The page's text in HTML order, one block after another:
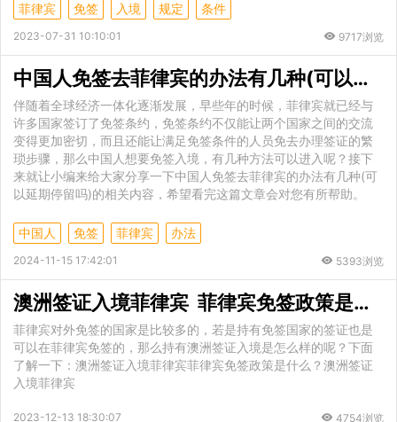
菲律宾 免签 入境 规定 条件
2023-07-31 10:10:01 9717浏览
中国人免签去菲律宾的办法有几种(可以延期停留吗)
伴随着全球经济一体化逐渐发展，早些年的时候，菲律宾就已经与
许多国家签订了免签条约，免签条约不仅能让两个国家之间的交流
变得更加密切，而且还能让满足免签条件的人员免去办理签证的繁
琐步骤，那么中国人想要免签入境，有几种方法可以进入呢？接下
来就让小编来给大家分享一下中国人免签去菲律宾的办法有几种(可
以延期停留吗)的相关内容，希望看完这篇文章会对您有所帮助。
中国人 免签 菲律宾 办法
2024-11-15 17:42:01 5393浏览
澳洲签证入境菲律宾 菲律宾免签政策是什么
菲律宾对外免签的国家是比较多的，若是持有免签国家的签证也是
可以在菲律宾免签的，那么持有澳洲签证入境是怎么样的呢？下面
了解一下：澳洲签证入境菲律宾菲律宾免签政策是什么？澳洲签证
入境菲律宾
2023-12-13 18:30:07 4754浏览